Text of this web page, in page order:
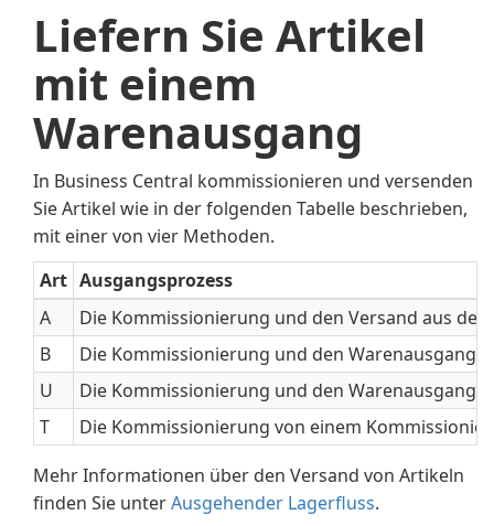
Liefern Sie Artikel
mit einem
Warenausgang
In Business Central kommissionieren und versenden
Sie Artikel wie in der folgenden Tabelle beschrieben,
mit einer von vier Methoden.
Art Ausgangsprozess
A
Die Kommissionierung und den Versand aus
B
Die Kommissionierung und den Warenausgang
U
Die Kommissionierung und den Warenausgang
T
Die Kommissionierung von einem
Mehr Informationen über den Versand von Artikeln
finden Sie unterAusgehender Lagerfluss.